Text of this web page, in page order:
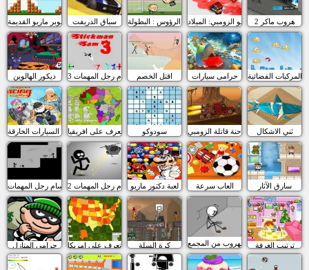
سوبر ماريو القديمة سباق الدريفت كرة الرؤوس : البطولةمقاتلو الزومبي: الميلاد هروب ماكر 2
ديكور الهالوين سام رجل المهمات 3 اقتل الخصم حرامى سيارات المركبات الفضائية
سباق السيارات الخارقةتعرف على افريقيا سودوكو الشاحنة قاتلة الزومبي ثني الاشكال
سام رجل المهمات سام رجل المهمات 2 لعبة دكتور ماريو العاب سرعة سارق الآثار
حرامي المنازل تعرف على امريكا كرة السلة الهروب من المجمع ترتيب الغرفة